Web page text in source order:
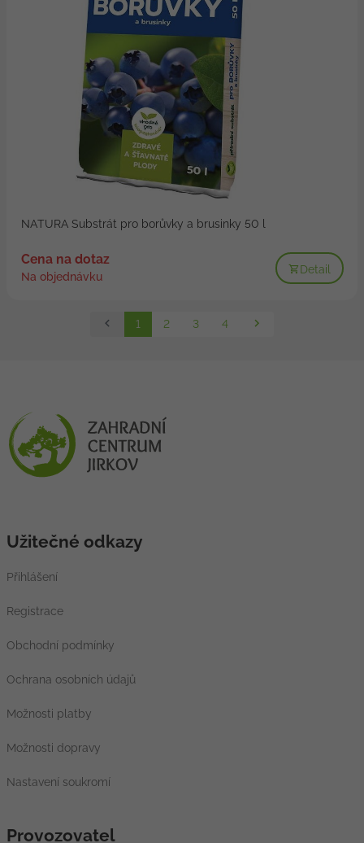
NATURA Substrát pro borůvky a brusinky 50 l
Cena na dotaz
Na objednávku
Detail
1 2 3 4
Užitečné odkazy
Přihlášení
Registrace
Obchodní podmínky
Ochrana osobních údajů
Možnosti platby
Možnosti dopravy
Nastavení soukromí
Provozovatel